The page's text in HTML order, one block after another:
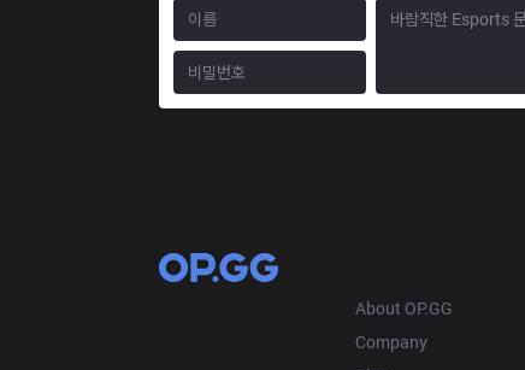
About OP.GG
Company